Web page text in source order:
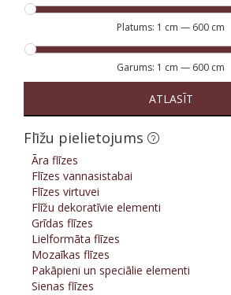
Platums: 1 cm — 600 cm
Garums: 1 cm — 600 cm
ATLASĪT
Flīžu pielietojums
Āra flīzes
Flīzes vannasistabai
Flīzes virtuvei
Flīžu dekoratīvie elementi
Grīdas flīzes
Lielformāta flīzes
Mozaīkas flīzes
Pakāpieni un speciālie elementi
Sienas flīzes